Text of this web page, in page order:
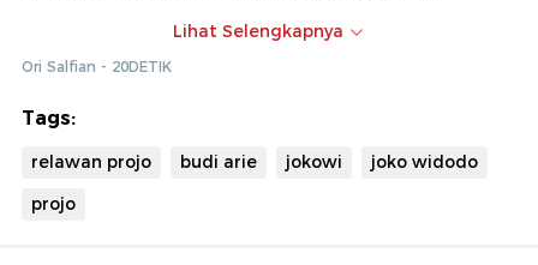
Budi Arie meminta pergantian logo Projo jangan
Menurutnya Jokowi merupakan bagian dari sejarah
Lihat Selengkapnya
Ori Salfian - 20DETIK
Tags:
relawan projo budi arie jokowi
joko widodo
projo